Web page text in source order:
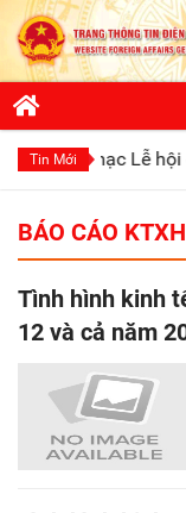
Tin Mới
Lễ hội đền
BÁO CÁO KTXH
Tình hình kinh
12 và cả năm